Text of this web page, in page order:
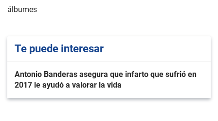
álbumes
Te puede interesar
Antonio Banderas asegura que infarto que sufrió en
2017 le ayudó a valorar la vida